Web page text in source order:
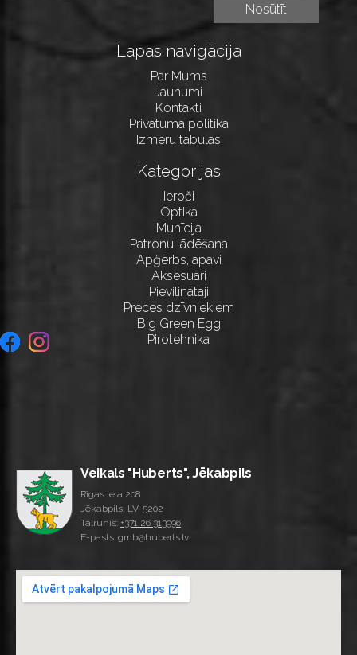
Lapas navigācija
Par Mums
Jaunumi
Kontakti
Privātuma politika
Izmēru tabulas
Kategorijas
Ieroči
Optika
Munīcija
Patronu lādēšana
Apģērbs, apavi
Aksesuāri
Pievilinātāji
Preces dzīvniekiem
Big Green Egg
Pirotehnika
Veikals "Huberts", Jēkabpils
Rīgas iela 208
Jēkabpils, LV-5202
Tālrunis: +371 26 313996
E-pasts: gmb@huberts.lv